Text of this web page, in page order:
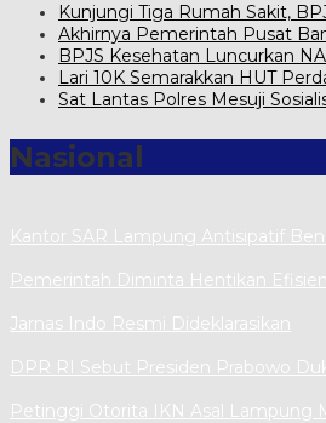
Kunjungi Tiga Rumah Sakit,
Akhirnya Pemerintah Pusat
BPJS Kesehatan Luncurkan
Lari 10K Semarakkan HUT
Sat Lantas Polres Mesuji
Nasional
Kantor SAR Lampung Antisipatif
Pemerintah Diminta Hentikan
Jarnas Indo Resmi Dideklarasikan
DPR RI Sebut Presiden Prabowo
Petinggi Otorita IKN Asal Lampung